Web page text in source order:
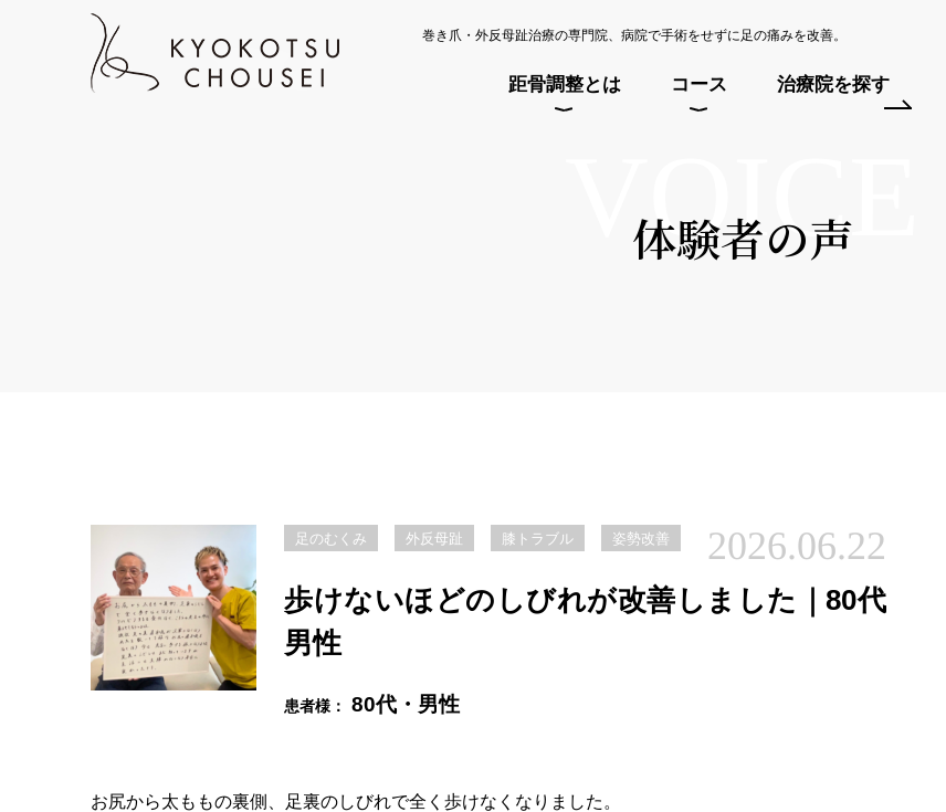
巻き爪・外反母趾治療の専門院、病院で手術をせずに足の痛みを改善。
距骨調整とは コース 治療院を探す
体験者の声
VOICE
足のむくみ 外反母趾 膝トラブル 姿勢改善 2026.06.22
歩けないほどのしびれが改善しました｜80代
男性
患者様： 80代・男性
お尻から太ももの裏側、足裏のしびれで全く歩けなくなりました。